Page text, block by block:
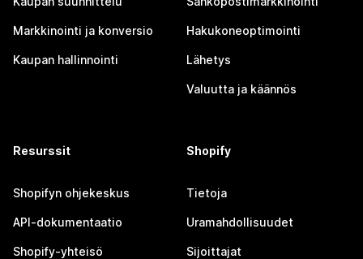
Markkinointi ja konversio
Kaupan hallinnointi
Hakukoneoptimointi
Lähetys
Valuutta ja käännös
Resurssit
Shopifyn ohjekeskus
API-dokumentaatio
Shopify-yhteisö
Shopify
Tietoja
Uramahdollisuudet
Sijoittajat